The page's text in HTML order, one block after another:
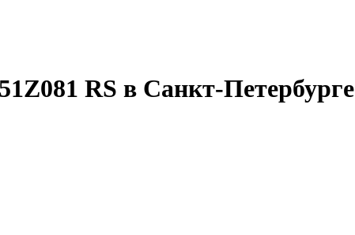
RS в Санкт-Петербурге